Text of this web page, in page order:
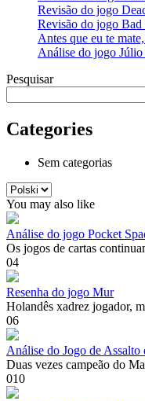
Revisão do jogo
Revisão do jogo Bad
Antes que eu te
Análise do jogo Júlio
Pesquisar
Categories
Sem categorias
Escolha
um
idioma
You may also like
Análise do jogo Pocket
Os jogos de cartas
04
Resenha do jogo Mur
Holandês xadrez jogador,
06
Análise do Jogo de Assalto
Duas vezes campeão do
010